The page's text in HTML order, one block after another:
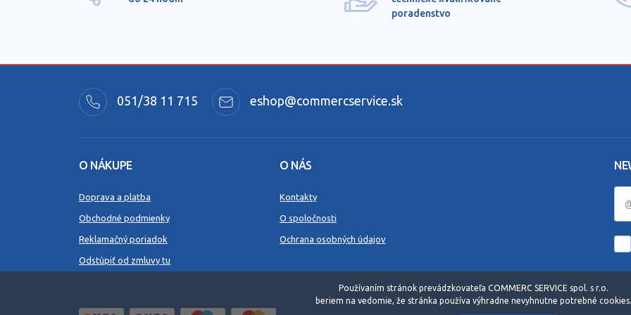
poradenstvo
051/38 11 715 eshop@commercservice.sk
O NÁKUPE
Doprava a platba
Obchodné podmienky
Reklamačný poriadok
Odstúpiť od zmluvy tu
O NÁS
Kontakty
O spoločnosti
Ochrana osobných údajov
Používaním stránok prevádzkovateľa COMMERC SERVICE spol. s r.o.
beriem na vedomie, že stránka používa výhradne nevyhnutne potrebné cookies.